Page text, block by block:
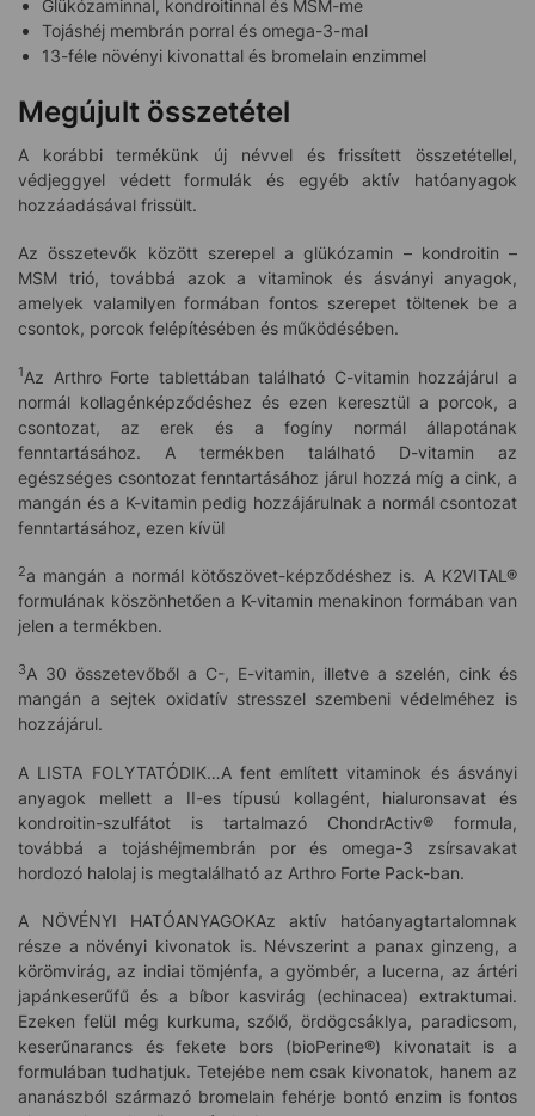
Glükózaminnal, kondroitinnal és MSM-me
Tojáshéj membrán porral és omega-3-mal
13-féle növényi kivonattal és bromelain enzimmel
Megújult összetétel
A korábbi termékünk új névvel és frissített összetétellel,
védjeggyel védett formulák és egyéb aktív hatóanyagok
hozzáadásával frissült.
Az összetevők között szerepel a glükózamin – kondroitin –
MSM trió, továbbá azok a vitaminok és ásványi anyagok,
amelyek valamilyen formában fontos szerepet töltenek be a
csontok, porcok felépítésében és működésében.
1 Az Arthro Forte tablettában található C-vitamin hozzájárul a
normál kollagénképződéshez és ezen keresztül a porcok, a
csontozat, az erek és a fogíny normál állapotának
fenntartásához. A termékben található D-vitamin az
egészséges csontozat fenntartásához járul hozzá míg a cink, a
mangán és a K-vitamin pedig hozzájárulnak a normál csontozat
fenntartásához, ezen kívül
2a mangán a normál kötőszövet-képződéshez is. A K2VITAL®
formulának köszönhetően a K-vitamin menakinon formában van
jelen a termékben.
3A 30 összetevőből a C-, E-vitamin, illetve a szelén, cink és
mangán a sejtek oxidatív stresszel szembeni védelméhez is
hozzájárul.
A LISTA FOLYTATÓDIK…A fent említett vitaminok és ásványi
anyagok mellett a II-es típusú kollagént, hialuronsavat és
kondroitin-szulfátot is tartalmazó ChondrActiv® formula,
továbbá a tojáshéjmembrán por és omega-3 zsírsavakat
hordozó halolaj is megtalálható az Arthro Forte Pack-ban.
A NÖVÉNYI HATÓANYAGOKAz aktív hatóanyagtartalomnak
része a növényi kivonatok is. Névszerint a panax ginzeng, a
körömvirág, az indiai tömjénfa, a gyömbér, a lucerna, az ártéri
japánkeserűfű és a bíbor kasvirág (echinacea) extraktumai.
Ezeken felül még kurkuma, szőlő, ördögcsáklya, paradicsom,
keserűnarancs és fekete bors (bioPerine®) kivonatait is a
formulában tudhatjuk. Tetejébe nem csak kivonatok, hanem az
ananászból származó bromelain fehérje bontó enzim is fontos